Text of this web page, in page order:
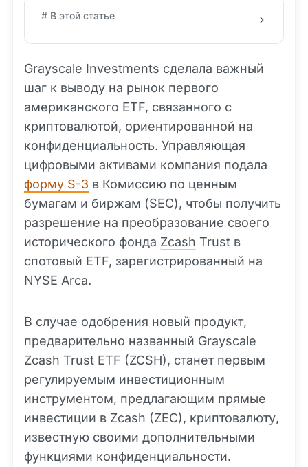
# В этой статье
Grayscale Investments сделала важный
шаг к выводу на рынок первого
американского ETF, связанного с
криптовалютой, ориентированной на
конфиденциальность. Управляющая
цифровыми активами компания подала
форму S-3 в Комиссию по ценным
бумагам и биржам (SEC), чтобы получить
разрешение на преобразование своего
исторического фонда Zcash Trust в
спотовый ETF, зарегистрированный на
NYSE Arca.
В случае одобрения новый продукт,
предварительно названный Grayscale
Zcash Trust ETF (ZCSH), станет первым
регулируемым инвестиционным
инструментом, предлагающим прямые
инвестиции в Zcash (ZEC), криптовалюту,
известную своими дополнительными
функциями конфиденциальности.